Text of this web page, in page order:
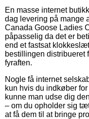
En masse internet
dag levering på mange
Canada Goose Ladies
påpasselig da det er
end et fastsat
bestillingen distribueret
fyraften.
Nogle få internet
kun hvis du indkøber
kunne man udse dig
– om du opholder sig
at få dem til at bringe